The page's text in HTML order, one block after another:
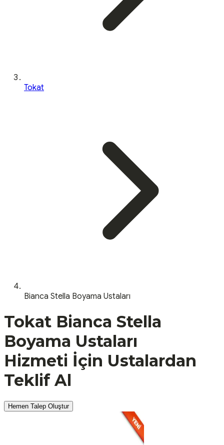
Tokat
Bianca Stella Boyama Ustaları
Tokat Bianca Stella
Boyama Ustaları
Hizmeti İçin Ustalardan
Teklif Al
Hemen Talep Oluştur